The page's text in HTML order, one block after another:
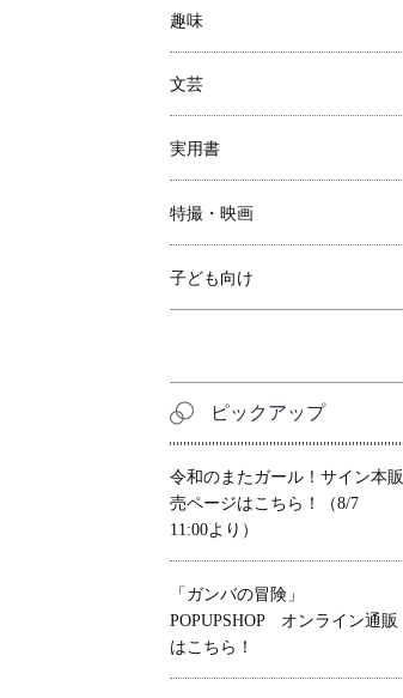
趣味
文芸
実用書
特撮・映画
子ども向け
ピックアップ
令和のまたガール！サイン本販
売ページはこちら！（8/7
11:00より）
「ガンバの冒険」
POPUPSHOP オンライン通販
はこちら！